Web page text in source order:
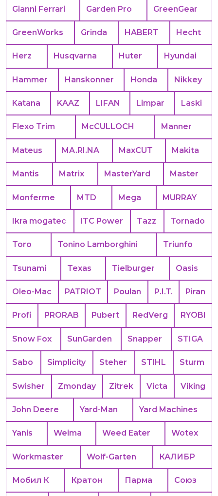
Gianni Ferrari Garden Pro GreenGear
GreenWorks Grinda HABERT Hecht
Herz Husqvarna Huter Hyundai
Hammer Hanskonner Honda Nikkey
Katana KAAZ LIFAN Limpar Laski
Flexo Trim McCULLOCH Manner
Mateus MA.RI.NA MaxCUT Makita
Mantis Matrix MasterYard Master
Monferme MTD Mega MURRAY
Ikra mogatec ITC Power Tazz Tornado
Toro Tonino Lamborghini Triunfo
Tsunami Texas Tielburger Oasis
Oleo-Mac PATRIOT Poulan P.I.T. Piran
Profi PRORAB Pubert RedVerg RYOBI
Snow Fox SunGarden Snapper STIGA
Sabo Simplicity Steher STIHL Sturm
Swisher Zmonday Zitrek Victa Viking
John Deere Yard-Man Yard Machines
Yanis Weima Weed Eater Wotex
Workmaster Wolf-Garten КАЛИБР
Мобил К Кратон Парма Союз